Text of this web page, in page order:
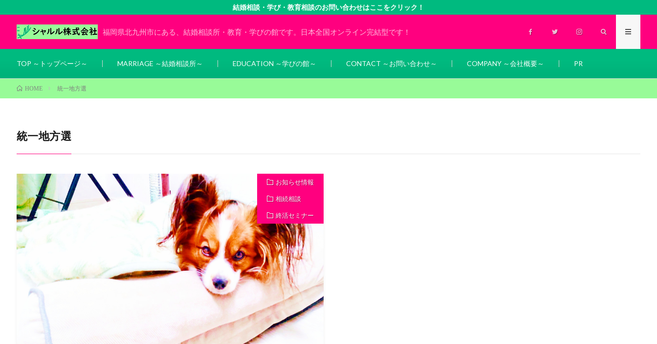
結婚相談・学び・教育相談のお問い合わせはここをクリック！
福岡県北九州市にある、結婚相談所・教育・学びの館です。日本全国オンライン完結型です！
TOP ～トップページ～ MARRIAGE ～結婚相談所～ EDUCATION ～学びの館～ CONTACT ～お問い合わせ～ COMPANY ～会社概要～ PR
HOME 統一地方選
統一地方選
お知らせ情報
相続相談
終活セミナー